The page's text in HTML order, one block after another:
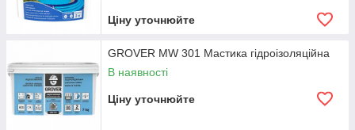
Ціну уточнюйте
GROVER MW 301 Мастика гідроізоляційна
В наявності
Ціну уточнюйте